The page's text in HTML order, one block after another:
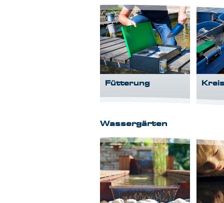
Fütterung
Wassergärten